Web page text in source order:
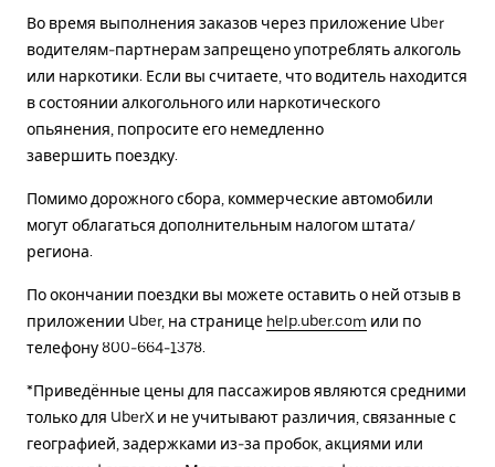
Во время выполнения заказов через приложение Uber
водителям-партнерам запрещено употреблять алкоголь
или наркотики. Если вы считаете, что водитель находится
в состоянии алкогольного или наркотического
опьянения, попросите его немедленно
завершить поездку.
Помимо дорожного сбора, коммерческие автомобили
могут облагаться дополнительным налогом штата/
региона.
По окончании поездки вы можете оставить о ней отзыв в
приложении Uber, на странице help.uber.com или по
телефону 800-664-1378.
*Приведённые цены для пассажиров являются средними
только для UberX и не учитывают различия, связанные с
географией, задержками из-за пробок, акциями или